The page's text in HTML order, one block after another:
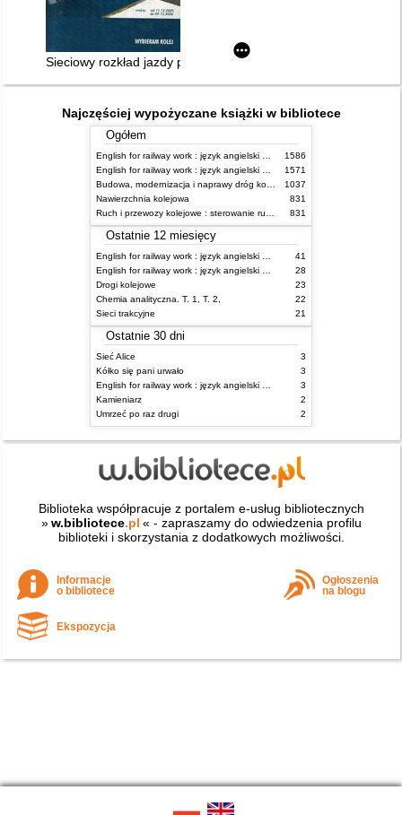
Sieciowy rozkład jazdy pociągów ważny 11.XII.2005 -
Najczęściej wypożyczane książki w bibliotece
Ogółem
English for railway work : język angielski dla kolejarzy - podręcznik dla początkujących
1586
English for railway work : język angielski dla kolejarzy - podręcznik dla zaawansowanych
1571
Budowa, modernizacja i naprawy dróg kolejowych
1037
Nawierzchnia kolejowa
831
Ruch i przewozy kolejowe : sterowanie ruchem
831
Ostatnie 12 miesięcy
English for railway work : język angielski dla kolejarzy - podręcznik dla zaawansowanych
41
English for railway work : język angielski dla kolejarzy - podręcznik dla początkujących
28
Drogi kolejowe
23
Chemia analityczna. T. 1, T. 2,
22
Sieci trakcyjne
21
Ostatnie 30 dni
Sieć Alice
3
Kółko się pani urwało
3
English for railway work : język angielski dla kolejarzy - podręcznik dla zaawansowanych
3
Kamieniarz
2
Umrzeć po raz drugi
2
Biblioteka współpracuje z portalem e-usług bibliotecznych
» w.bibliotece.pl « - zapraszamy do odwiedzenia profilu
biblioteki i skorzystania z dodatkowych możliwości.
Informacje
o bibliotece
Ogłoszenia
na blogu
Ekspozycja